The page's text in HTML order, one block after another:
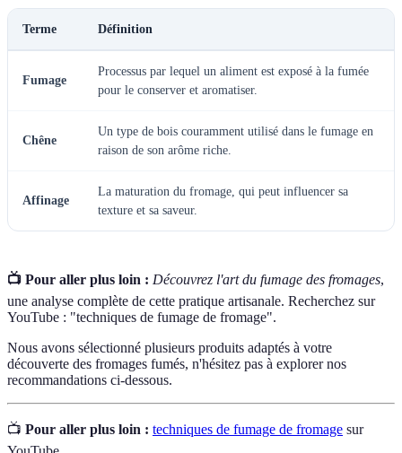
Terme Définition
Fumage
Processus par lequel un aliment est exposé à la fumée
pour le conserver et aromatiser.
Chêne
Un type de bois couramment utilisé dans le fumage en
raison de son arôme riche.
Affinage
La maturation du fromage, qui peut influencer sa
texture et sa saveur.
📺 Pour aller plus loin : Découvrez l'art du fumage des fromages,
une analyse complète de cette pratique artisanale. Recherchez sur
YouTube : "techniques de fumage de fromage".
Nous avons sélectionné plusieurs produits adaptés à votre
découverte des fromages fumés, n'hésitez pas à explorer nos
recommandations ci-dessous.
📺 Pour aller plus loin : techniques de fumage de fromage sur